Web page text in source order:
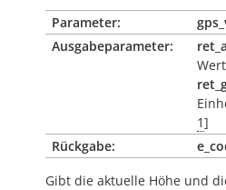
Parameter:
Ausgabeparameter:
1]
Rückgabe:
Gibt die aktuelle Höhe und